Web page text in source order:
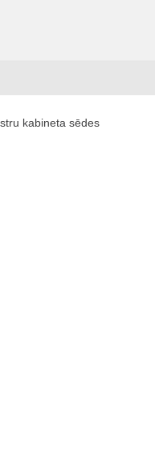
kabineta sēdes